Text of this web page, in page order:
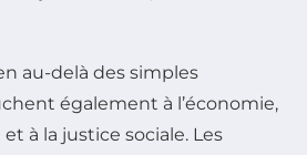
au-delà des simples
également à l’économie,
à la justice sociale. Les